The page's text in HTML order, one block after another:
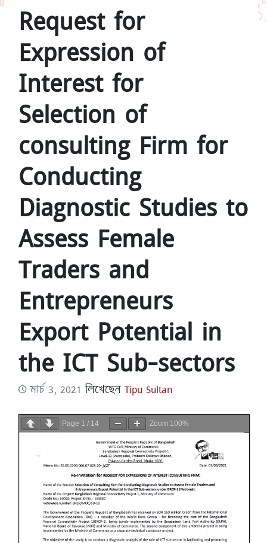
Request for
Expression of
Interest for
Selection of
consulting Firm for
Conducting
Diagnostic Studies to
Assess Female
Traders and
Entrepreneurs
Export Potential in
the ICT Sub-sectors
মার্চ 3, 2021 লিখেছেন Tipu Sultan
Page 1 / 14 Zoom 100%